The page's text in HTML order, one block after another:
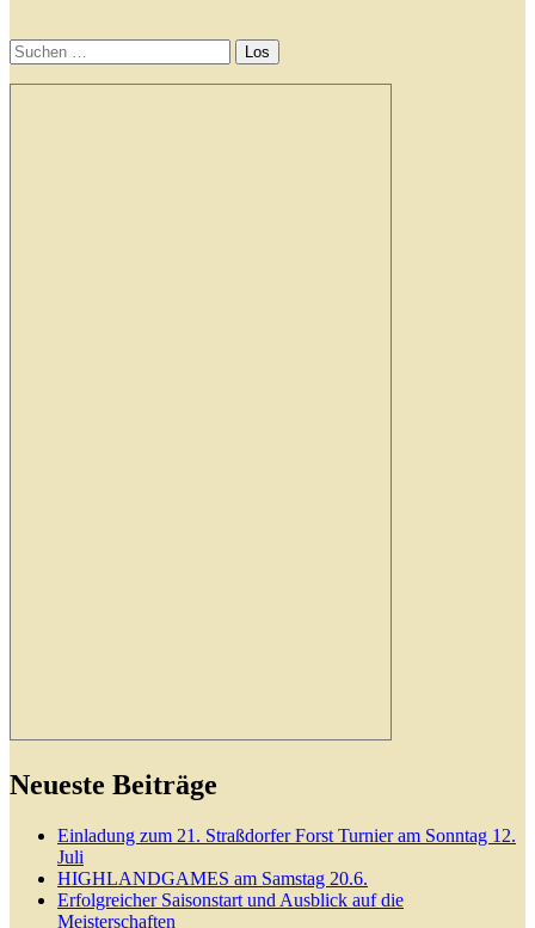
Seitenleiste
Suchen
nach:
Neueste Beiträge
Einladung zum 21. Straßdorfer Forst Turnier am Sonntag 12.
Juli
HIGHLANDGAMES am Samstag 20.6.
Erfolgreicher Saisonstart und Ausblick auf die
Meisterschaften